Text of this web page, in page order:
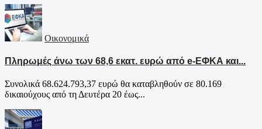
Οικονομικά
Πληρωμές άνω των 68,6 εκατ. ευρώ από e-ΕΦΚΑ και...
Συνολικά 68.624.793,37 ευρώ θα καταβληθούν σε 80.169
δικαιούχους από τη Δευτέρα 20 έως...